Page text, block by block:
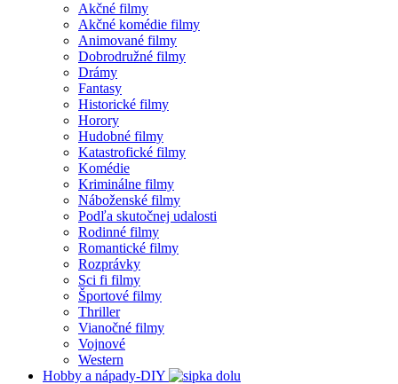
Akčné filmy
Akčné komédie filmy
Animované filmy
Dobrodružné filmy
Drámy
Fantasy
Historické filmy
Horory
Hudobné filmy
Katastrofické filmy
Komédie
Kriminálne filmy
Náboženské filmy
Podľa skutočnej udalosti
Rodinné filmy
Romantické filmy
Rozprávky
Sci fi filmy
Športové filmy
Thriller
Vianočné filmy
Vojnové
Western
Hobby a nápady-DIY